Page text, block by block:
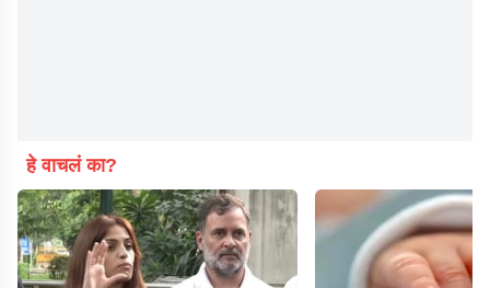
हे वाचलं का?